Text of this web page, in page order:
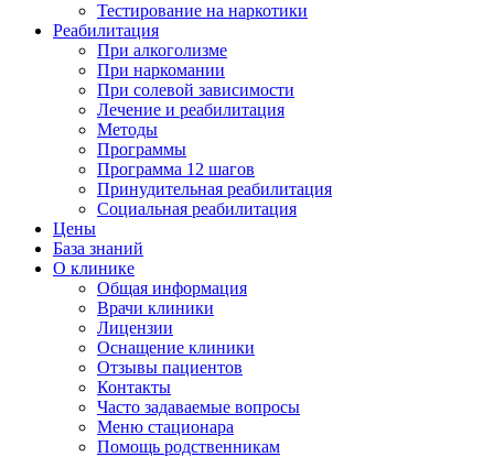
Тестирование на наркотики
Реабилитация
При алкоголизме
При наркомании
При солевой зависимости
Лечение и реабилитация
Методы
Программы
Программа 12 шагов
Принудительная реабилитация
Социальная реабилитация
Цены
База знаний
О клинике
Общая информация
Врачи клиники
Лицензии
Оснащение клиники
Отзывы пациентов
Контакты
Часто задаваемые вопросы
Меню стационара
Помощь родственникам